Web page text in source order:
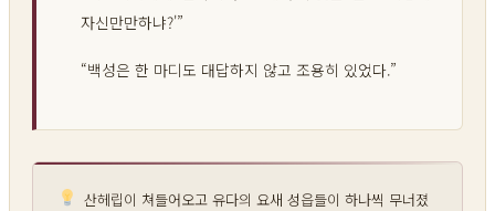
자신만만하냐?'”
“백성은 한 마디도 대답하지 않고 조용히 있었다.”
산헤립이 쳐들어오고 유다의 요새 성읍들이 하나씩 무너졌